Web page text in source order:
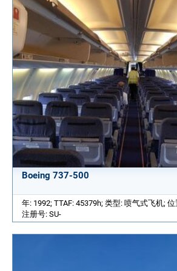
Boeing 737-500
年: 1992; TTAF: 45379h; 类型: 喷气式飞机;
注册号: SU-